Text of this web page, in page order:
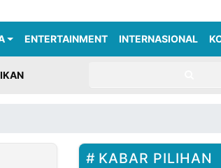
ENTERTAINMENT INTERNASIONAL
KABAR PILIHAN